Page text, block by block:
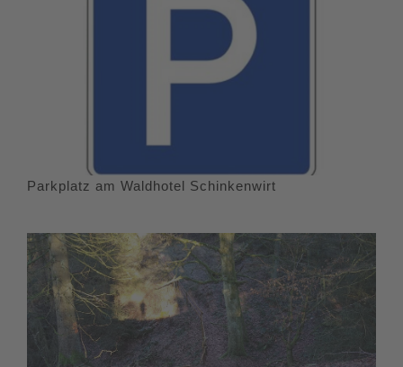
Parkplatz am Waldhotel Schinkenwirt